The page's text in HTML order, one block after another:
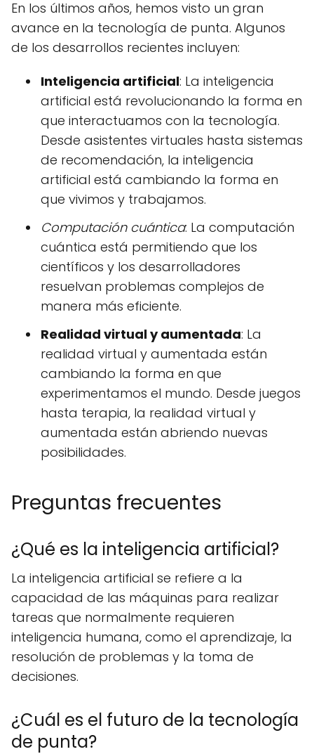
En los últimos años, hemos visto un gran
avance en la tecnología de punta. Algunos
de los desarrollos recientes incluyen:
Inteligencia artificial: La inteligencia
artificial está revolucionando la forma en
que interactuamos con la tecnología.
Desde asistentes virtuales hasta sistemas
de recomendación, la inteligencia
artificial está cambiando la forma en
que vivimos y trabajamos.
Computación cuántica: La computación
cuántica está permitiendo que los
científicos y los desarrolladores
resuelvan problemas complejos de
manera más eficiente.
Realidad virtual y aumentada: La
realidad virtual y aumentada están
cambiando la forma en que
experimentamos el mundo. Desde juegos
hasta terapia, la realidad virtual y
aumentada están abriendo nuevas
posibilidades.
Preguntas frecuentes
¿Qué es la inteligencia artificial?
La inteligencia artificial se refiere a la
capacidad de las máquinas para realizar
tareas que normalmente requieren
inteligencia humana, como el aprendizaje, la
resolución de problemas y la toma de
decisiones.
¿Cuál es el futuro de la tecnología
de punta?